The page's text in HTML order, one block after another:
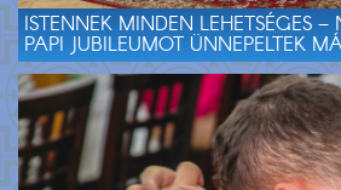
ISTENNEK MINDEN LEHETSÉGES
PAPI JUBILEUMOT ÜNNEPELTEK